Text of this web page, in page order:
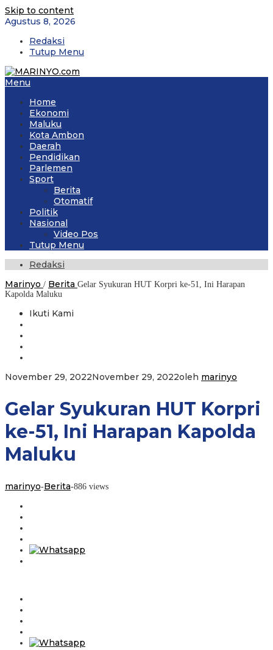
Skip to content
Agustus 8, 2026
Redaksi
Tutup Menu
Menu
Home
Ekonomi
Maluku
Kota Ambon
Daerah
Pendidikan
Parlemen
Sport
Berita
Otomatif
Politik
Nasional
Video Pos
Tutup Menu
Redaksi
Marinyo / Berita Gelar Syukuran HUT Korpri ke-51, Ini Harapan
Kapolda Maluku
Ikuti Kami
November 29, 2022November 29, 2022oleh marinyo
Gelar Syukuran HUT Korpri
ke-51, Ini Harapan Kapolda
Maluku
marinyo-Berita-886 views